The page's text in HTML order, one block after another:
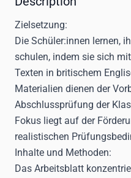
Zielsetzung:
Die Schüler:innen lernen,
schulen, indem sie sich
Texten in britischem
Materialien dienen der
Abschlussprüfung der
Fokus liegt auf der
realistischen
Inhalte und Methoden:
Das Arbeitsblatt